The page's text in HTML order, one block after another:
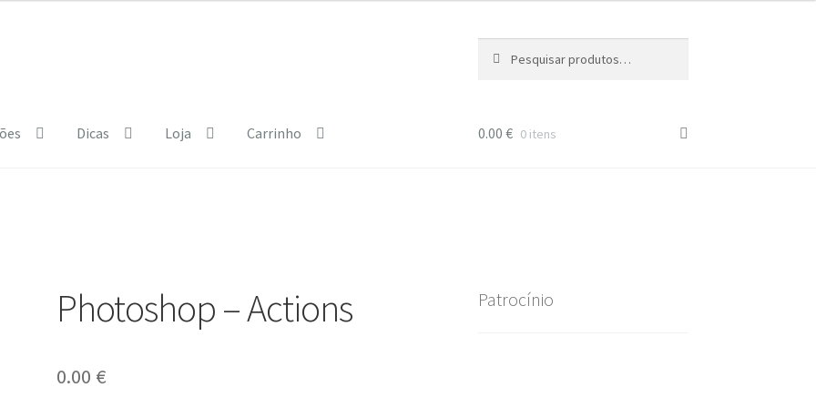
por:
Dicas Loja Carrinho 0.00 € 0 itens
Photoshop – Actions
0.00 €
Patrocínio